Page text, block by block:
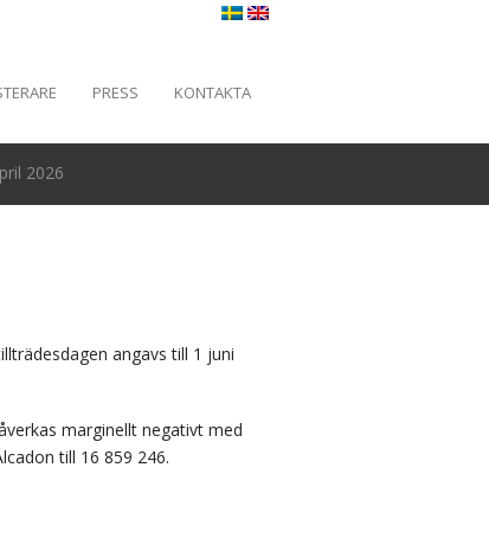
PRESS KONTAKTA
2026
angavs till 1 juni
marginellt negativt med
till 16 859 246.